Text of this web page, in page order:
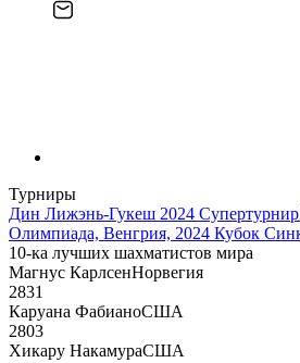
Турниры
Дин Лижэнь-Гукеш 2024 Супертурнир
Олимпиада, Венгрия, 2024 Кубок
10-ка лучших шахматистов мира
Магнус КарлсенНорвегия
2831
Каруана ФабианоСША
2803
Хикару НакамураСША